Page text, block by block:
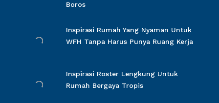
Boros
Inspirasi Rumah Yang Nyaman Untuk
WFH Tanpa Harus Punya Ruang Kerja
Inspirasi Roster Lengkung Untuk
Rumah Bergaya Tropis